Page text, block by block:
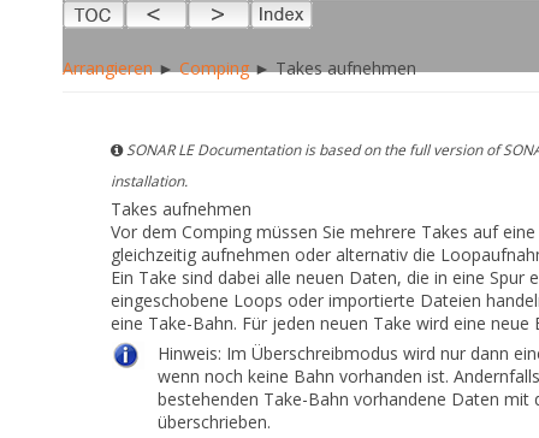
Arrangieren►Comping► Takes aufnehmen
SONAR LE Documentation is based on the full version of
installation.
Takes aufnehmen
Vor dem Comping müssen Sie mehrere Takes auf
gleichzeitig aufnehmen oder alternativ die
Ein Take sind dabei alle neuen Daten, die in eine
eingeschobene Loops oder importierte Dateien
eine Take-Bahn. Für jeden neuen Take wird eine neue
Hinweis: Im Überschreibmodus wird nur dann
wenn noch keine Bahn vorhanden ist.
bestehenden Take-Bahn vorhandene Daten mit
überschrieben.